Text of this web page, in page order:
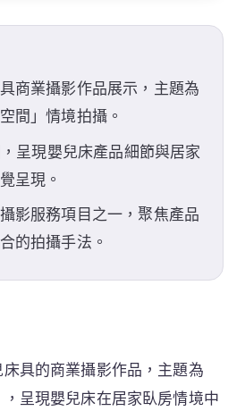
商業攝影作品展示，主題為
間」情境拍攝。
呈現嬰兒床產品細節與居家
呈現。
影服務項目之一，聚焦產品
的拍攝手法。
具的商業攝影作品，主題為
，呈現嬰兒床在居家臥房情境中